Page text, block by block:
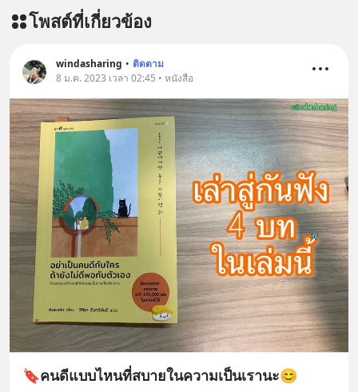
โพสต์ที่เกี่ยวข้อง
windasharing • ติดตาม
8 ม.ค. 2023 เวลา 02:45 • หนังสือ
🔖คนดีแบบไหนที่สบายในความเป็นเรานะ😊